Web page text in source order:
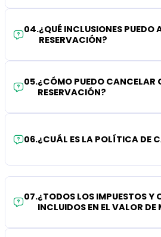
04.¿QUÉ INCLUSIONES PUEDO
RESERVACIÓN?
05.¿CÓMO PUEDO CANCELAR
RESERVACIÓN?
06.¿CUÁL ES LA POLÍTICA DE
07.¿TODOS LOS IMPUESTOS Y
INCLUIDOS EN EL VALOR DE